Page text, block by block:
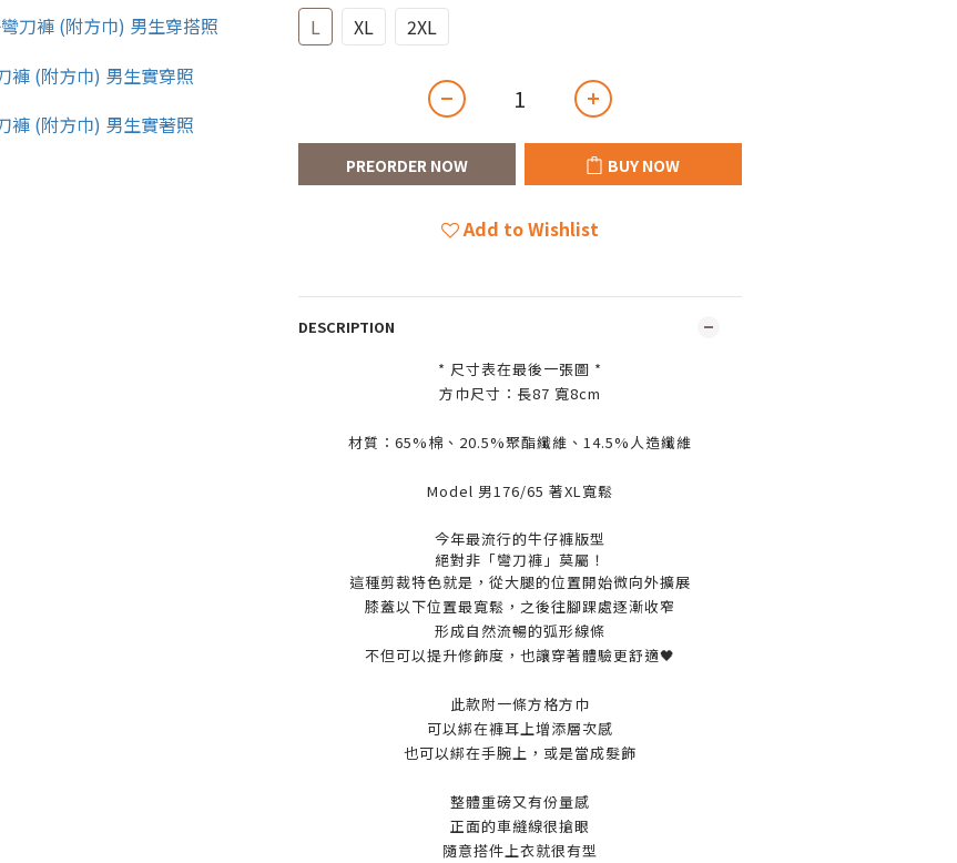
L XL 2XL
PREORDER NOW BUY NOW
Add to Wishlist
DESCRIPTION
* 尺寸表在最後一張圖 *
方巾尺寸：長87 寬8cm
材質：65%棉、20.5%聚酯纖維、14.5%人造纖維
Model 男176/65 著XL寬鬆
今年最流行的牛仔褲版型
絕對非「彎刀褲」莫屬！
這種剪裁特色就是， 從大腿的位置開始微向外擴展
膝蓋以下位置最寬鬆， 之後往腳踝處逐漸收窄
形成自然流暢的弧形線條
不但可以提升修飾度，也讓穿著體驗更舒適🖤
此款附一條方格方巾
可以綁在褲耳上增添層次感
也可以綁在手腕上，或是當成髮飾
整體重磅又有份量感
正面的車縫線很搶眼
隨意搭件上衣就很有型